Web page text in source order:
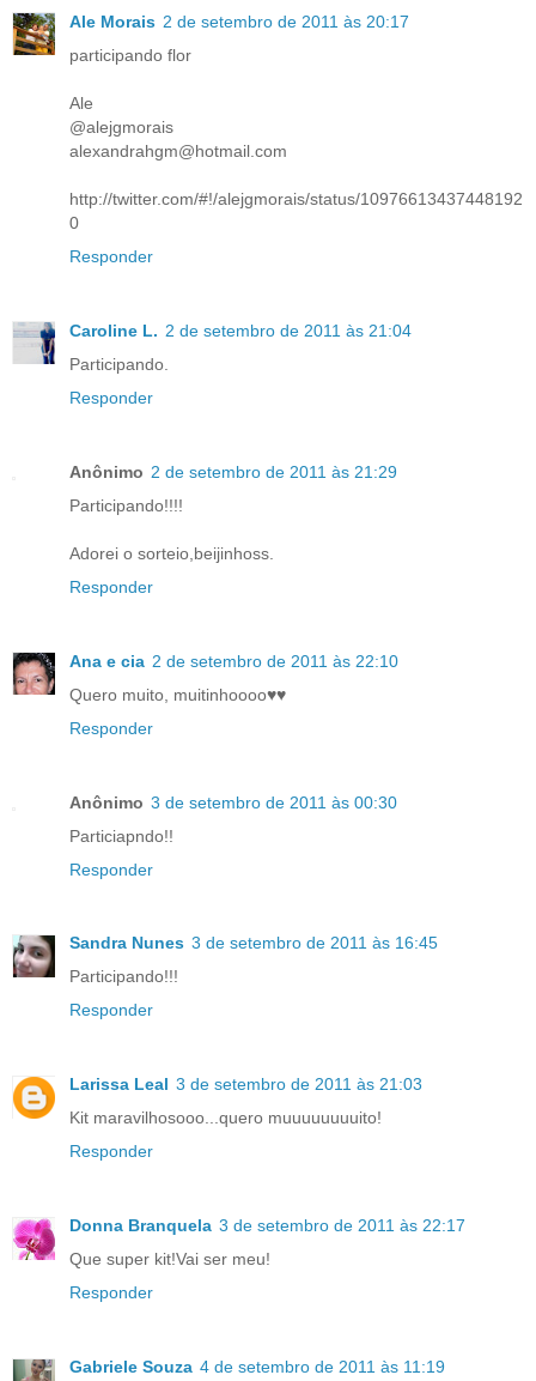
Ale Morais 2 de setembro de 2011 às 20:17
participando flor
Ale
@alejgmorais
alexandrahgm@hotmail.com
http://twitter.com/#!/alejgmorais/status/10976613437448192
0
Responder
Caroline L. 2 de setembro de 2011 às 21:04
Participando.
Responder
Anônimo 2 de setembro de 2011 às 21:29
Participando!!!!
Adorei o sorteio,beijinhoss.
Responder
Ana e cia 2 de setembro de 2011 às 22:10
Quero muito, muitinhoooo♥♥
Responder
Anônimo 3 de setembro de 2011 às 00:30
Particiapndo!!
Responder
Sandra Nunes 3 de setembro de 2011 às 16:45
Participando!!!
Responder
Larissa Leal 3 de setembro de 2011 às 21:03
Kit maravilhosooo...quero muuuuuuuuito!
Responder
Donna Branquela 3 de setembro de 2011 às 22:17
Que super kit!Vai ser meu!
Responder
Gabriele Souza 4 de setembro de 2011 às 11:19